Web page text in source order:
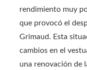
rendimiento muy
que provocó el
Grimaud. Esta
cambios en el
una renovación de